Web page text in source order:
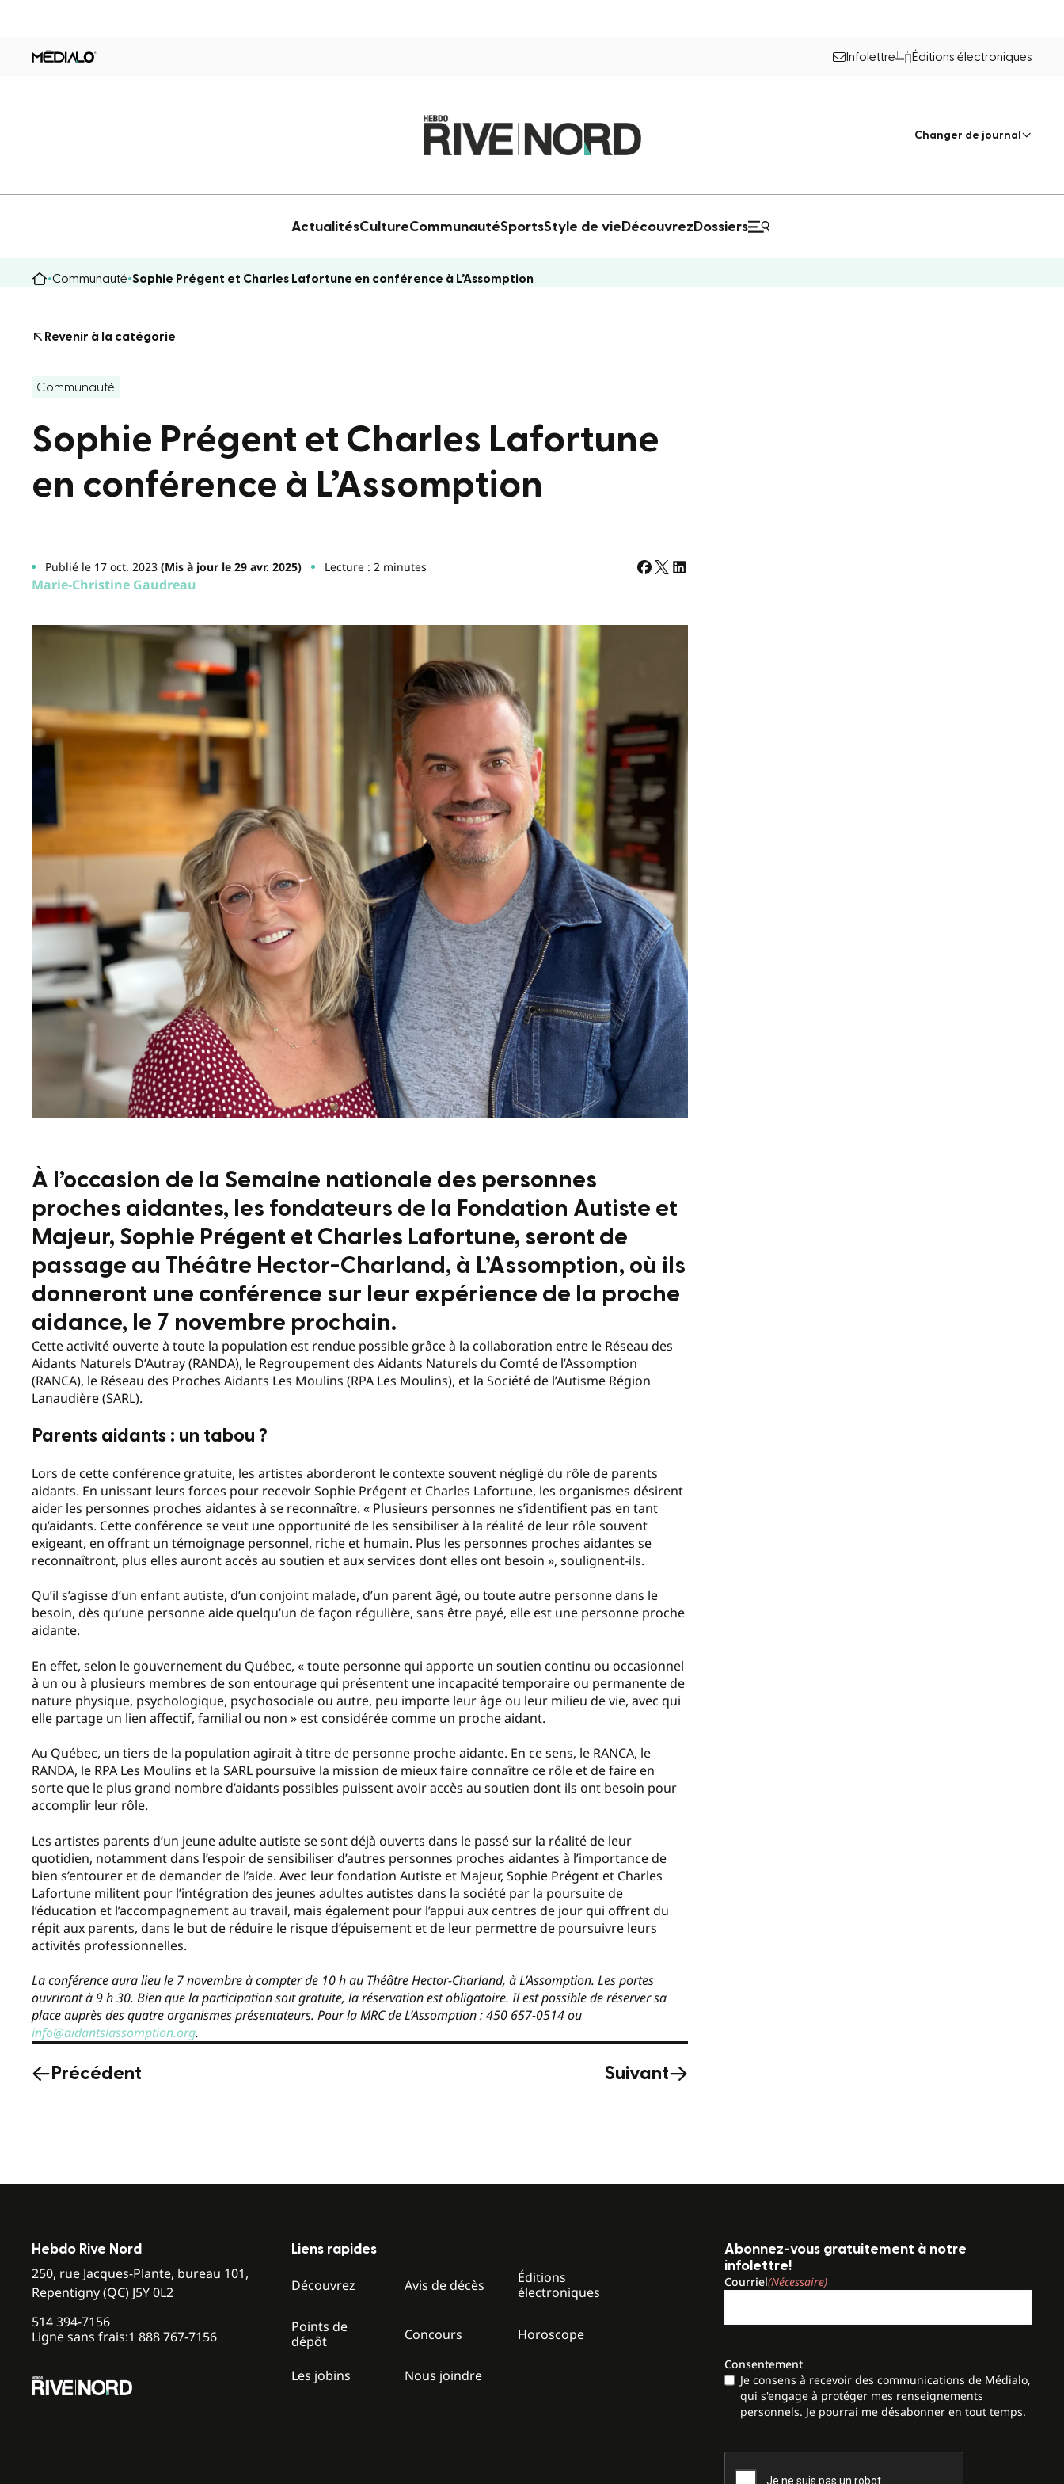
Infolettre Éditions électroniques
Changer de journal
ActualitésCultureCommunautéSportsStyle de vie Découvrez Dossiers
Communauté Sophie Prégent et Charles Lafortune en conférence à L’Assomption
Revenir à la catégorie
Communauté
Sophie Prégent et Charles Lafortune
en conférence à L’Assomption
Publié le 17 oct. 2023(Mis à jour le 29 avr. 2025) Lecture : 2 minutes
Marie-Christine Gaudreau
À l’occasion de la Semaine nationale des personnes
proches aidantes, les fondateurs de la Fondation Autiste et
Majeur, Sophie Prégent et Charles Lafortune, seront de
passage au Théâtre Hector-Charland, à L’Assomption, où ils
donneront une conférence sur leur expérience de la proche
aidance, le 7 novembre prochain.
Cette activité ouverte à toute la population est rendue possible grâce à la collaboration entre le Réseau des
Aidants Naturels D’Autray (RANDA), le Regroupement des Aidants Naturels du Comté de l’Assomption
(RANCA), le Réseau des Proches Aidants Les Moulins (RPA Les Moulins), et la Société de l’Autisme Région
Lanaudière (SARL).
Parents aidants : un tabou ?
Lors de cette conférence gratuite, les artistes aborderont le contexte souvent négligé du rôle de parents
aidants. En unissant leurs forces pour recevoir Sophie Prégent et Charles Lafortune, les organismes désirent
aider les personnes proches aidantes à se reconnaître. « Plusieurs personnes ne s’identifient pas en tant
qu’aidants. Cette conférence se veut une opportunité de les sensibiliser à la réalité de leur rôle souvent
exigeant, en offrant un témoignage personnel, riche et humain. Plus les personnes proches aidantes se
reconnaîtront, plus elles auront accès au soutien et aux services dont elles ont besoin », soulignent-ils.
Qu’il s’agisse d’un enfant autiste, d’un conjoint malade, d’un parent âgé, ou toute autre personne dans le
besoin, dès qu’une personne aide quelqu’un de façon régulière, sans être payé, elle est une personne proche
aidante.
En effet, selon le gouvernement du Québec, « toute personne qui apporte un soutien continu ou occasionnel
à un ou à plusieurs membres de son entourage qui présentent une incapacité temporaire ou permanente de
nature physique, psychologique, psychosociale ou autre, peu importe leur âge ou leur milieu de vie, avec qui
elle partage un lien affectif, familial ou non » est considérée comme un proche aidant.
Au Québec, un tiers de la population agirait à titre de personne proche aidante. En ce sens, le RANCA, le
RANDA, le RPA Les Moulins et la SARL poursuive la mission de mieux faire connaître ce rôle et de faire en
sorte que le plus grand nombre d’aidants possibles puissent avoir accès au soutien dont ils ont besoin pour
accomplir leur rôle.
Les artistes parents d’un jeune adulte autiste se sont déjà ouverts dans le passé sur la réalité de leur
quotidien, notamment dans l’espoir de sensibiliser d’autres personnes proches aidantes à l’importance de
bien s’entourer et de demander de l’aide. Avec leur fondation Autiste et Majeur, Sophie Prégent et Charles
Lafortune militent pour l’intégration des jeunes adultes autistes dans la société par la poursuite de
l’éducation et l’accompagnement au travail, mais également pour l’appui aux centres de jour qui offrent du
répit aux parents, dans le but de réduire le risque d’épuisement et de leur permettre de poursuivre leurs
activités professionnelles.
La conférence aura lieu le 7 novembre à compter de 10 h au Théâtre Hector-Charland, à L’Assomption. Les portes
ouvriront à 9 h 30. Bien que la participation soit gratuite, la réservation est obligatoire. Il est possible de réserver sa
place auprès des quatre organismes présentateurs. Pour la MRC de L’Assomption : 450 657-0514 ou
info@aidantslassomption.org.
Précédent Suivant
Hebdo Rive Nord
250, rue Jacques-Plante, bureau 101,
Repentigny (QC) J5Y 0L2
514 394-7156
Ligne sans frais:1 888 767-7156
Liens rapides
Découvrez Avis de décès
Éditions
électroniques
Points de
dépôt
Concours Horoscope
Les jobins Nous joindre
Abonnez-vous gratuitement à notre
infolettre!
Courriel(Nécessaire)
Consentement
Je consens à recevoir des communications de Médialo,
qui s'engage à protéger mes renseignements
personnels. Je pourrai me désabonner en tout temps.
CAPTCHA